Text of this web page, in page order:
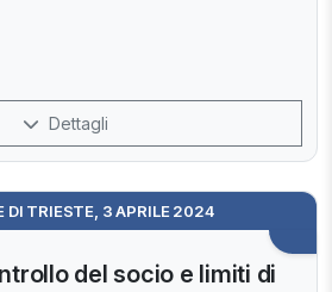
Dettagli
DI TRIESTE, 3 APRILE 2024
del socio e limiti di